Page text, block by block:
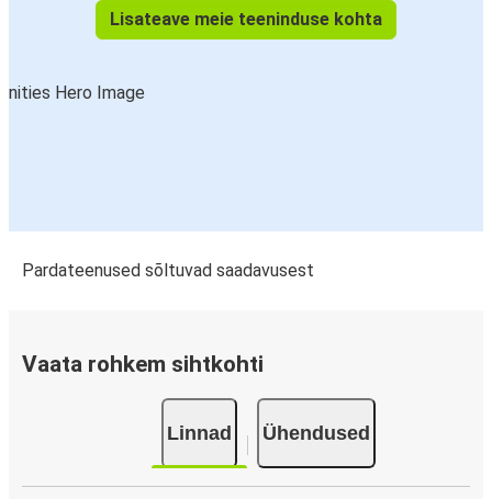
Lisateave meie teeninduse kohta
Pardateenused sõltuvad saadavusest
Vaata rohkem sihtkohti
Linnad Ühendused